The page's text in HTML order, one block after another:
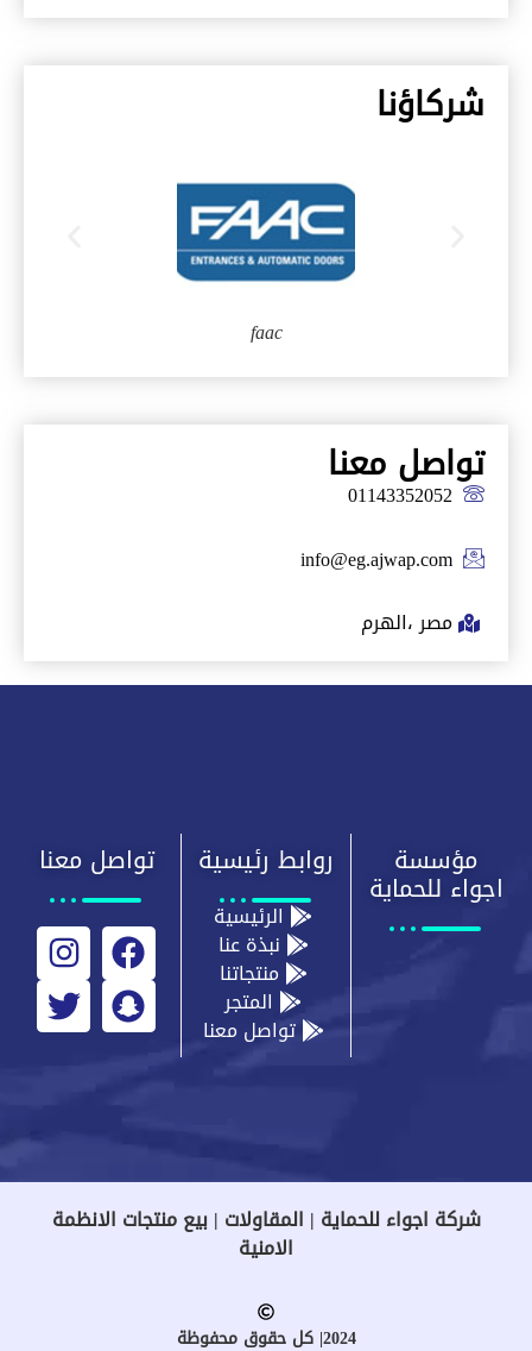
شركاؤنا
faac
تواصل معنا
01143352052
info@eg.ajwap.com
مصر ،الهرم
مؤسسة
اجواء للحماية
روابط رئيسية
الرئيسية
نبذة عنا
منتجاتنا
المتجر
تواصل معنا
تواصل معنا
شركة اجواء للحماية | المقاولات | بيع منتجات الانظمة
الامنية
2024| كل حقوق محفوظة